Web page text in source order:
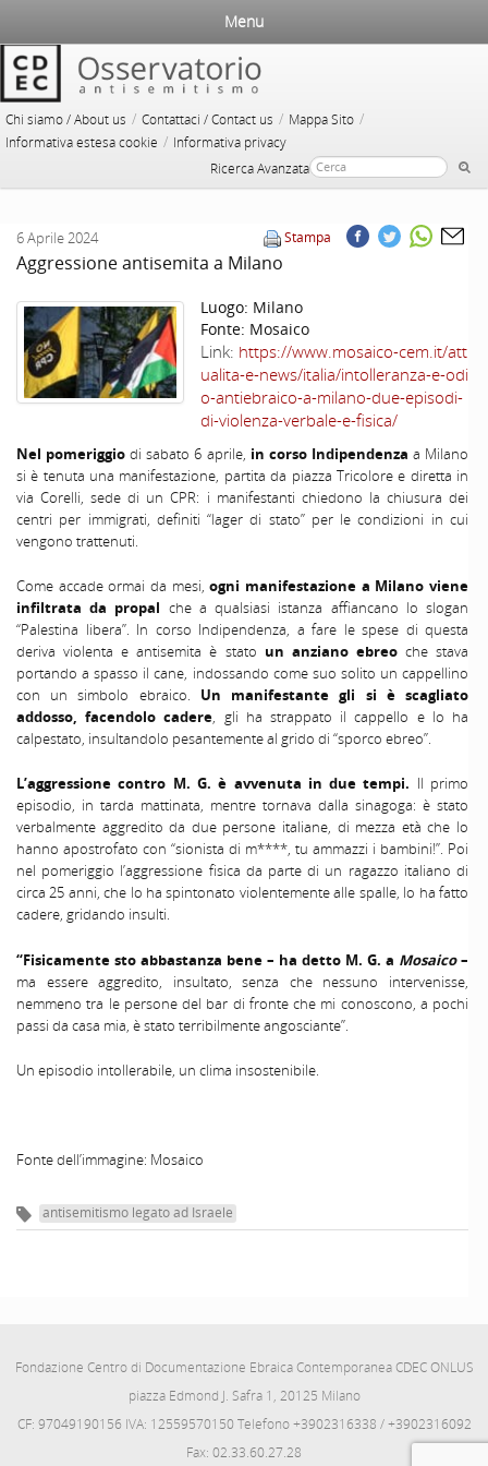
Chi siamo / About us / Contattaci / Contact us / Mappa Sito /
Informativa estesa cookie / Informativa privacy
Ricerca Avanzata
Menu
Stampa
6 Aprile 2024
Aggressione antisemita a Milano
Luogo: Milano
Fonte: Mosaico
Link: https://www.mosaico-cem.it/att
ualita-e-news/italia/intolleranza-e-odi
o-antiebraico-a-milano-due-episodi-
di-violenza-verbale-e-fisica/
Nel pomeriggio di sabato 6 aprile, in corso Indipendenza a Milano
si è tenuta una manifestazione, partita da piazza Tricolore e diretta in
via Corelli, sede di un CPR: i manifestanti chiedono la chiusura dei
centri per immigrati, definiti “lager di stato” per le condizioni in cui
vengono trattenuti.
Come accade ormai da mesi, ogni manifestazione a Milano viene
infiltrata da propal che a qualsiasi istanza affiancano lo slogan
“Palestina libera”. In corso Indipendenza, a fare le spese di questa
deriva violenta e antisemita è stato un anziano ebreoche stava
portando a spasso il cane, indossando come suo solito un cappellino
con un simbolo ebraico. Un manifestante gli si è scagliato
addosso, facendolo cadere, gli ha strappato il cappello e lo ha
calpestato, insultandolo pesantemente al grido di “sporco ebreo”.
L’aggressione contro M. G. è avvenuta in due tempi. Il primo
episodio, in tarda mattinata, mentre tornava dalla sinagoga: è stato
verbalmente aggredito da due persone italiane, di mezza età che lo
hanno apostrofato con “sionista di m****, tu ammazzi i bambini!”. Poi
nel pomeriggio l’aggressione fisica da parte di un ragazzo italiano di
circa 25 anni, che lo ha spintonato violentemente alle spalle, lo ha fatto
cadere, gridando insulti.
“Fisicamente sto abbastanza bene – ha detto M. G. a Mosaico–
ma essere aggredito, insultato, senza che nessuno intervenisse,
nemmeno tra le persone del bar di fronte che mi conoscono, a pochi
passi da casa mia, è stato terribilmente angosciante”.
Un episodio intollerabile, un clima insostenibile.
Fonte dell’immagine: Mosaico
antisemitismo legato ad Israele
Fondazione Centro di Documentazione Ebraica Contemporanea CDEC ONLUS
piazza Edmond J. Safra 1, 20125 Milano
CF: 97049190156 IVA: 12559570150 Telefono +3902316338 / +3902316092
Fax: 02.33.60.27.28